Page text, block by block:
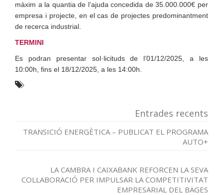
màxim a la quantia de l’ajuda concedida de 35.000.000€ per
empresa i projecte, en el cas de projectes predominantment
de recerca industrial.
TERMINI
Es podran presentar sol·licituds de l’01/12/2025, a les
10:00h, fins el 18/12/2025, a les 14:00h.
Entrades recents
TRANSICIÓ ENERGÈTICA – PUBLICAT EL PROGRAMA
AUTO+
LA CAMBRA I CAIXABANK REFORCEN LA SEVA
COL·LABORACIÓ PER IMPULSAR LA COMPETITIVITAT
EMPRESARIAL DEL BAGES